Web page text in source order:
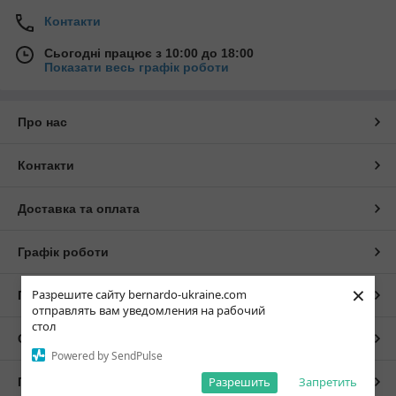
Разрешите сайту bernardo-ukraine.com
отправлять вам уведомления на рабочий
стол
Powered by SendPulse
Запретить
Разрешить
×
Контакти
Сьогодні працює з 10:00 до 18:00
Показати весь графік роботи
Про нас
Контакти
Доставка та оплата
Графік роботи
Повна версія сайту
Сайт створено на маркетплейсі
Політика конфіденційності